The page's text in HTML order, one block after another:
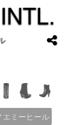
エミーヒール